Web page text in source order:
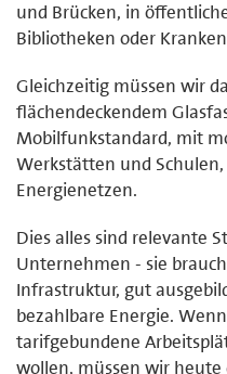
und Brücken, in
Bibliotheken oder
Gleichzeitig müssen wir
flächendeckendem
Mobilfunkstandard, mit
Werkstätten und
Energienetzen.
Dies alles sind relevante
Unternehmen - sie
Infrastruktur, gut
bezahlbare Energie.
tarifgebundene
wollen, müssen wir